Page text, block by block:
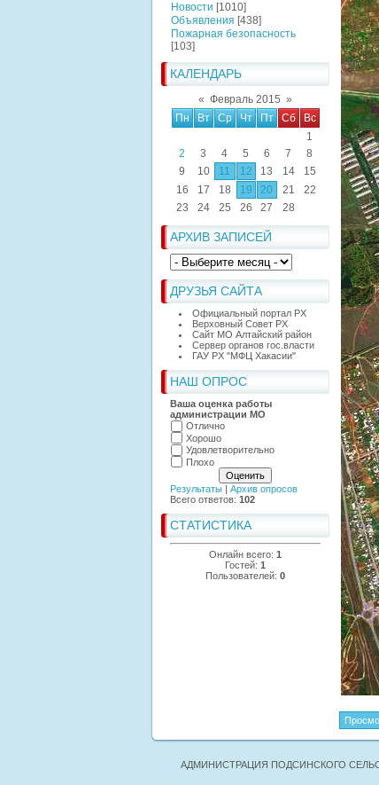
Новости [1010]
Объявления [438]
Пожарная безопасность
[103]
КАЛЕНДАРЬ
« Февраль 2015 »
Пн
Вт Ср Чт Пт Сб
Вс
1
2
3 4 5 6 7
8
9
10 11 12 13 14
15
16
17 18 19 20 21
22
23
24 25 26 27 28
АРХИВ ЗАПИСЕЙ
ДРУЗЬЯ САЙТА
Официальный портал РХ
Верховный Совет РХ
Сайт МО Алтайский район
Сервер органов гос.власти
ГАУ РХ "МФЦ Хакасии"
НАШ ОПРОС
Ваша оценка работы
администрации МО
Отлично
Хорошо
Удовлетворительно
Плохо
Результаты
Архив опросов
Всего ответов: 102
СТАТИСТИКА
Онлайн всего: 1
Гостей: 1
Пользователей: 0
АДМИНИСТРАЦИЯ ПОДСИНСКОГО